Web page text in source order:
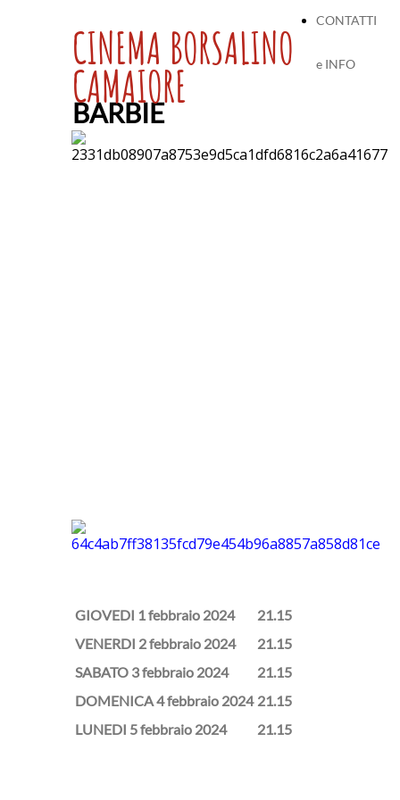
CONTATTI
e INFO
CINEMA BORSALINO
CAMAIORE
BARBIE
GIOVEDI 1 febbraio 2024
21.15
VENERDI 2 febbraio 2024
21.15
SABATO 3 febbraio 2024
21.15
DOMENICA 4 febbraio 2024 21.15
LUNEDI 5 febbraio 2024
21.15